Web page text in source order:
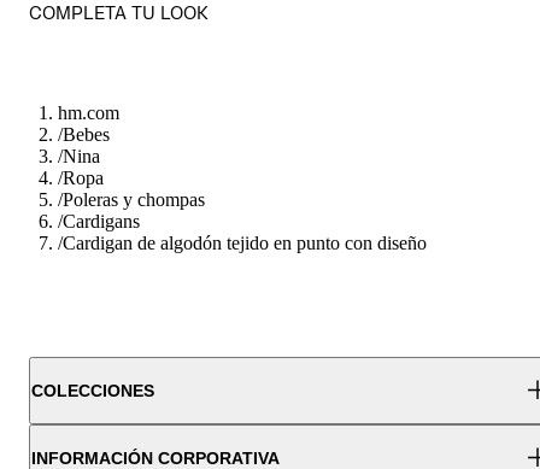
COMPLETA TU LOOK
hm.com
/Bebes
/Nina
/Ropa
/Poleras y chompas
/Cardigans
/Cardigan de algodón tejido en punto con diseño
COLECCIONES
INFORMACIÓN CORPORATIVA